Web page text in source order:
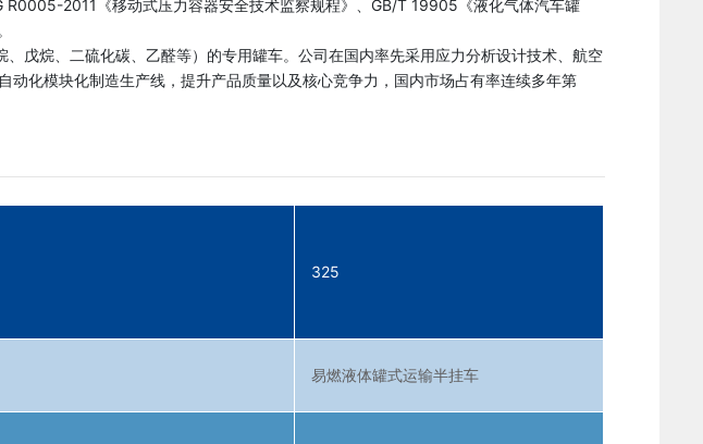
2011《移动式压力容器安全技术监察规程》、GB/T 19905《液化气体汽车罐
戊烷、二硫化碳、乙醛等）的专用罐车。公司在国内率先采用应力分析设计技术、航空
化模块化制造生产线，提升产品质量以及核心竞争力，国内市场占有率连续多年第
325
易燃液体罐式运输半挂车